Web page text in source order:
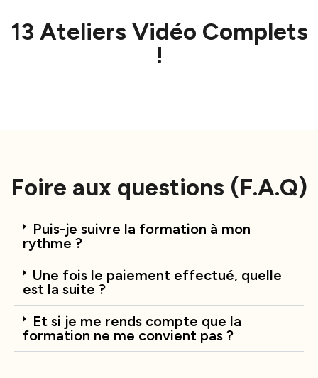
13 Ateliers Vidéo Complets
!
Foire aux questions (F.A.Q)
Puis-je suivre la formation à mon
rythme ?
Une fois le paiement effectué, quelle
est la suite ?
Et si je me rends compte que la
formation ne me convient pas ?